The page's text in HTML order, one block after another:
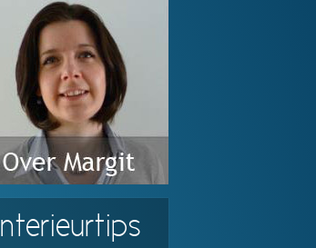
Interieurtips